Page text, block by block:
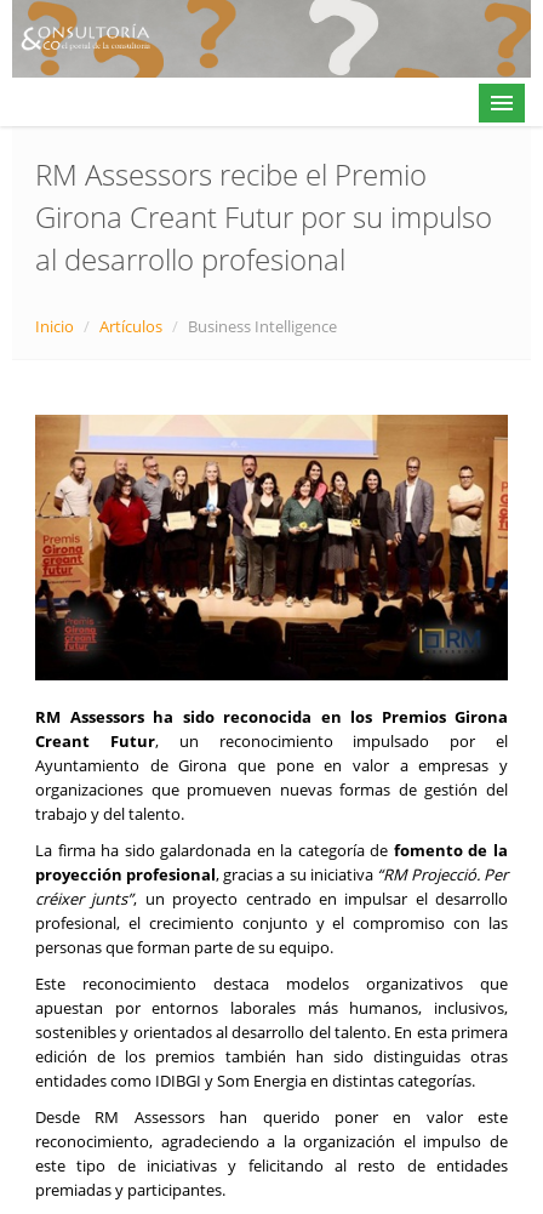
Actualidad
Directorio
Alta en directorio / Log in
RM Assessors recibe el Premio
Girona Creant Futur por su impulso
al desarrollo profesional
Inicio / Artículos / Business Intelligence
RM Assessors ha sido reconocida en los Premios Girona
Creant Futur, un reconocimiento impulsado por el
Ayuntamiento de Girona que pone en valor a empresas y
organizaciones que promueven nuevas formas de gestión del
trabajo y del talento.
La firma ha sido galardonada en la categoría de fomento de la
proyección profesional, gracias a su iniciativa “RM Projecció. Per
créixer junts”, un proyecto centrado en impulsar el desarrollo
profesional, el crecimiento conjunto y el compromiso con las
personas que forman parte de su equipo.
Este reconocimiento destaca modelos organizativos que
apuestan por entornos laborales más humanos, inclusivos,
sostenibles y orientados al desarrollo del talento. En esta primera
edición de los premios también han sido distinguidas otras
entidades como IDIBGI y Som Energia en distintas categorías.
Desde RM Assessors han querido poner en valor este
reconocimiento, agradeciendo a la organización el impulso de
este tipo de iniciativas y felicitando al resto de entidades
premiadas y participantes.